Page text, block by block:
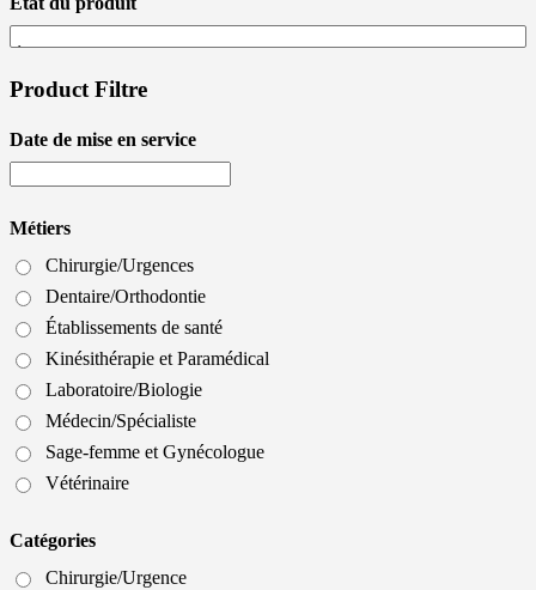
Product Filtre
Date de mise en service
Métiers
Chirurgie/Urgences
Dentaire/Orthodontie
Établissements de santé
Kinésithérapie et Paramédical
Laboratoire/Biologie
Médecin/Spécialiste
Sage-femme et Gynécologue
Vétérinaire
Catégories
Chirurgie/Urgence